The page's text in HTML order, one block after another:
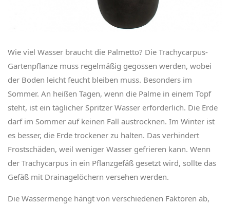
Wie viel Wasser braucht die Palmetto? Die Trachycarpus-
Gartenpflanze muss regelmäßig gegossen werden, wobei
der Boden leicht feucht bleiben muss. Besonders im
Sommer. An heißen Tagen, wenn die Palme in einem Topf
steht, ist ein täglicher Spritzer Wasser erforderlich. Die Erde
darf im Sommer auf keinen Fall austrocknen. Im Winter ist
es besser, die Erde trockener zu halten. Das verhindert
Frostschäden, weil weniger Wasser gefrieren kann. Wenn
der Trachycarpus in ein Pflanzgefäß gesetzt wird, sollte das
Gefäß mit Drainagelöchern versehen werden.
Die Wassermenge hängt von verschiedenen Faktoren ab,